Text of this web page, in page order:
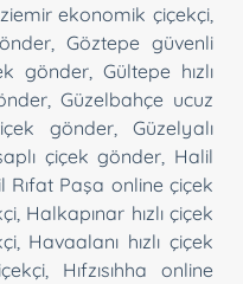
ekonomik çiçekçi
, Göztepe güvenli
gönder, Gültepe hızlı
Güzelbahçe ucuz
gönder ,Güzelyalı
çiçek gönder Halil
Rıfat Paşa online çiçek
, Halkapınar hızlı çiçek
, Havaalanı hızlı çiçek
Hıfzısıhha online